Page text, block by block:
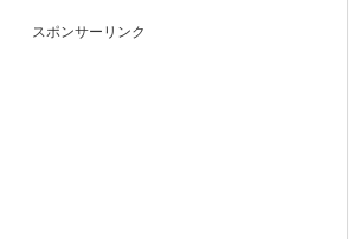
スポンサーリンク